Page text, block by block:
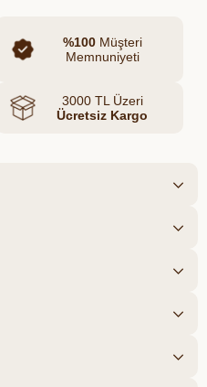
%100Müşteri
Memnuniyeti
3000 TL Üzeri
Ücretsiz Kargo